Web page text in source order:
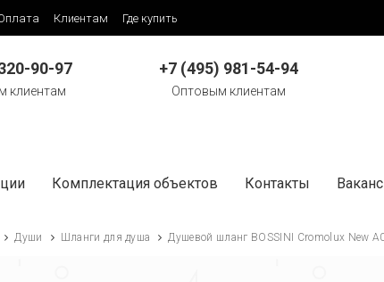
Клиентам Где купить
90-97
клиентам
+7 (495) 981-54-94
Оптовым клиентам
Комплектация объектов Контакты
Души Шланги для душа Душевой шланг BOSSINI Cromolux New